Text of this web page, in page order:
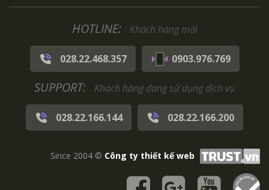
HOTLINE: Khách hàng mới
028.22.468.357 0903.976.769
SUPPORT: Khách hàng đang sử dụng dịch vụ
028.22.166.144 028.22.166.200
Since 2004 © Công ty thiết kế web